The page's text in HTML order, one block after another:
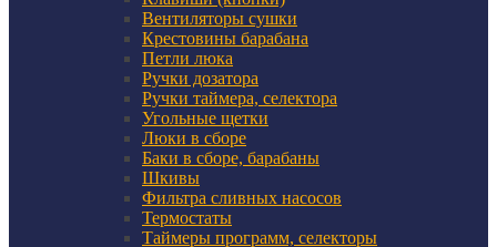
Вентиляторы сушки
Крестовины барабана
Петли люка
Ручки дозатора
Ручки таймера, селектора
Угольные щетки
Люки в сборе
Баки в сборе, барабаны
Шкивы
Фильтра сливных насосов
Термостаты
Таймеры программ, селекторы